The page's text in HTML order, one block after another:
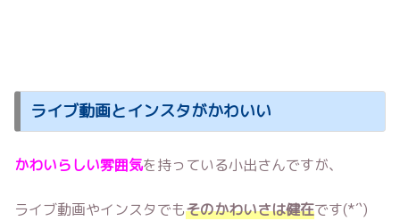
ライブ動画とインスタがかわいい
かわいらしい雰囲気を持っている小出さんですが、
ライブ動画やインスタでもそのかわいさは健在です(*´`)